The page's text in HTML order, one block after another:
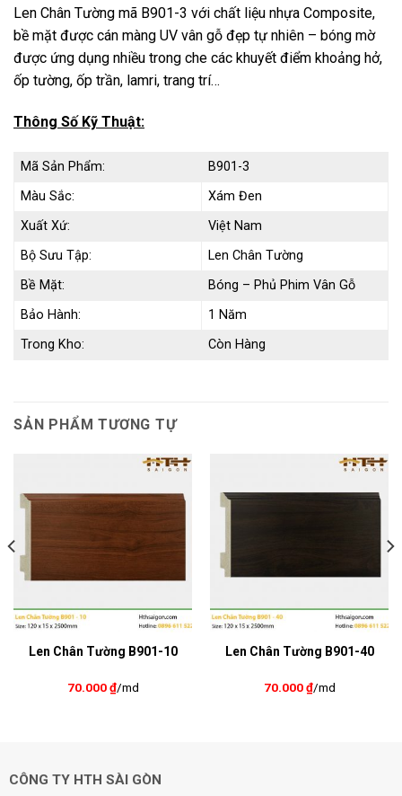
Len Chân Tường mã B901-3 với chất liệu nhựa Composite,
bề mặt được cán màng UV vân gỗ đẹp tự nhiên – bóng mờ
được ứng dụng nhiều trong che các khuyết điểm khoảng hở,
ốp tường, ốp trần, lamri, trang trí…
Thông Số Kỹ Thuật:
Mã Sản Phẩm:
B901-3
Màu Sắc:
Xám Đen
Xuất Xứ:
Việt Nam
Bộ Sưu Tập:
Len Chân Tường
Bề Mặt:
Bóng – Phủ Phim Vân Gỗ
Bảo Hành:
1 Năm
Trong Kho:
Còn Hàng
SẢN PHẨM TƯƠNG TỰ
Len Chân Tường B901-10
70.000₫/md
Len Chân Tường B901-40
70.000₫/md
CÔNG TY HTH SÀI GÒN